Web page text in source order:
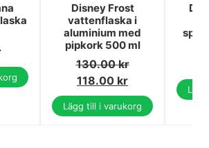
Disney Frost
vattenflaska i
aluminium med
pipkork 500 ml
130.00kr
118.00 kr
Lägg till i varukorg